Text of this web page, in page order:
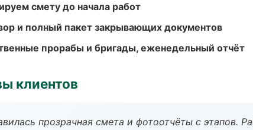
смету до начала работ
и полный пакет закрывающих документов
прорабы и бригады, еженедельный отчёт
клиентов
прозрачная смета и фотоотчёты с этапов.